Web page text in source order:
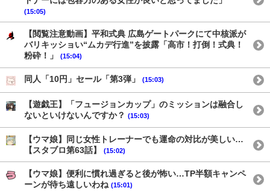
(15:05)
【閲覧注意動画】平和式典 広島ゲートパークにて中核派が
バリキッショい“ムカデ行進”を披露「高市！打倒！式典！
粉砕！」
(15:04)
同人「10円」セール「第3弾」 (15:03)
【遊戯王】「フュージョンカップ」のミッションは融合し
ないといけないんですか？ (15:03)
【ウマ娘】同じ女性トレーナーでも運命の対比が美しい…
【スタブロ第63話】
(15:02)
【ウマ娘】便利に慣れ過ぎると後が怖い…TP半額キャンペ
ーンが待ち遠しいわね (15:01)